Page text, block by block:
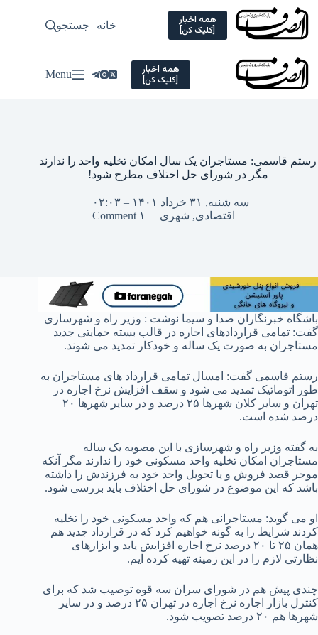
Skip
content
همه اخبار
[کلیک کن] خانه سیاسی
جستجو
همه اخبار
[کلیک کن] Menu
رستم قاسمی: مستاجران یک سال امکان تخلیه واحد را ندارند
مگر در شورای حل اختلاف مطرح شود!
سه شنبه, ۳۱ خرداد ۱۴۰۱ – ۰۲:۰۳
اقتصادی, شهری ۱ Comment
باشگاه خبرنگاران صدا و سیما نوشت : وزیر راه و شهرسازی
گفت: تمامی قراردادهای اجاره در قالب بسته حمایتی جدید
مستاجران به صورت یک ساله و خودکار تمدید می شوند.
رستم قاسمی گفت: امسال تمامی قرارداد های مستاجران به
طور اتوماتیک تمدید می شود و سقف افزایش نرخ اجاره در
تهران و سایر کلان شهرها ۲۵ درصد و در سایر شهرها ۲۰
درصد شده است.
به گفته وزیر راه و شهرسازی با این مصوبه یک ساله
مستاجران امکان تخلیه واحد مسکونی خود را ندارند مگر آنکه
موجر قصد فروش و یا تحویل واحد خود به فرزندش را داشته
باشد که این موضوع در شورای حل اختلاف باید بررسی شود.
او می گوید: مستاجرانی هم که واحد مسکونی خود را تخلیه
کردند شرایط را به گونه خواهیم کرد که در قرارداد جدید هم
همان ۲۵ تا ۲۰ درصد نرخ اجاره افزایش یابد و ابزارهای
نظارتی لازم را در این زمینه تهیه کرده ایم.
چندی پیش هم در شورای سران سه قوه توصیب شد که برای
کنترل بازار اجاره نرخ اجاره در تهران ۲۵ درصد و در سایر
شهرها هم ۲۰ درصد تصویب شود‌.